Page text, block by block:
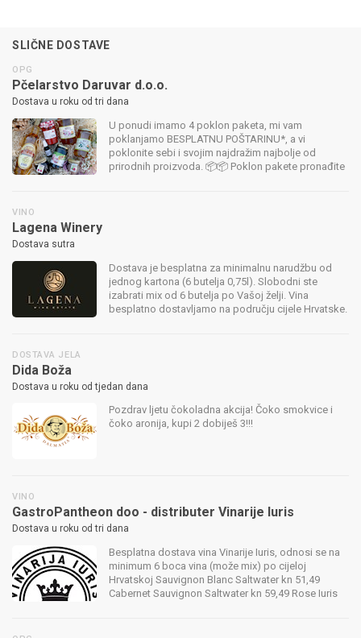
SLIČNE DOSTAVE
OPG
Pčelarstvo Daruvar d.o.o.
Dostava u roku od tri dana
U ponudi imamo 4 poklon paketa, mi vam
poklanjamo BESPLATNU POŠTARINU*, a vi
poklonite sebi i svojim najdražim najbolje od
prirodnih proizvoda. 📦📦 Poklon pakete pronađite
VINO
Lagena Winery
Dostava sutra
Dostava je besplatna za minimalnu narudžbu od
jednog kartona (6 butelja 0,75l). Slobodni ste
izabrati mix od 6 butelja po Vašoj želji. Vina
besplatno dostavljamo na području cijele Hrvatske.
DOSTAVA JELA
Dida Boža
Dostava u roku od tjedan dana
Pozdrav ljetu čokoladna akcija! Čoko smokvice i
čoko aronija, kupi 2 dobiješ 3!!!
VINO
GastroPantheon doo - distributer Vinarije Iuris
Dostava u roku od tri dana
Besplatna dostava vina Vinarije Iuris, odnosi se na
minimum 6 boca vina (može mix) po cijeloj
Hrvatskoj Sauvignon Blanc Saltwater kn 51,49
Cabernet Sauvignon Saltwater kn 59,49 Rose Iuris